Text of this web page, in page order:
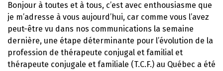
Bonjour à toutes et à tous, c’est avec enthousiasme que
je m’adresse à vous aujourd’hui, car comme vous l’avez
peut-être vu dans nos communications la semaine
dernière, une étape déterminante pour l’évolution de la
profession de thérapeute conjugal et familial et
thérapeute conjugale et familiale (T.C.F.) au Québec a été